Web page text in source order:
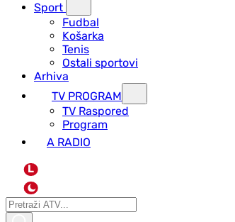
Sport
Fudbal
Košarka
Tenis
Ostali sportovi
Arhiva
TV PROGRAM
ТV Raspored
Program
A RADIO
L